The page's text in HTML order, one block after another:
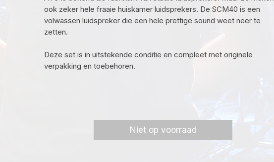
ook zeker hele fraaie huiskamer luidsprekers. De SCM40 is een
volwassen luidspreker die een hele prettige sound weet neer te
zetten.
Deze set is in uitstekende conditie en compleet met originele
verpakking en toebehoren.
Niet op voorraad